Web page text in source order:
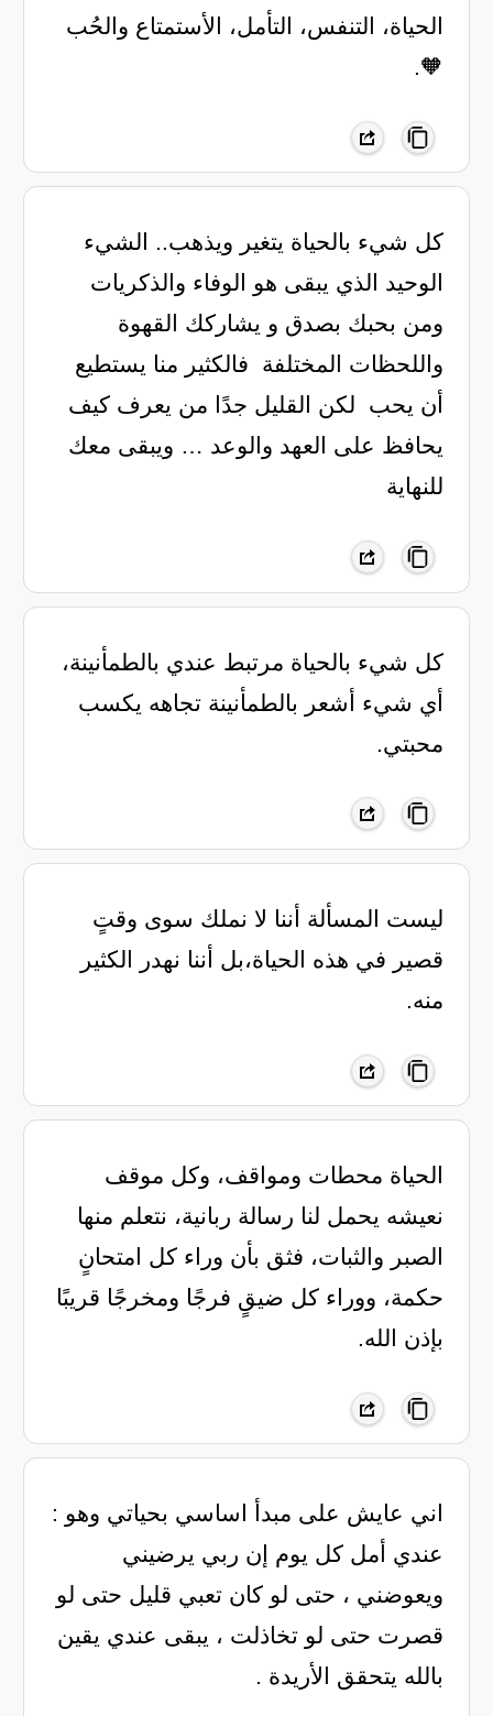
الحياة، التنفس، التأمل، الأستمتاع والحُب
🧡.
كل شيء بالحياة يتغير ويذهب.. الشيء
الوحيد الذي يبقى هو الوفاء والذكريات
ومن بحبك بصدق و يشاركك القهوة
واللحظات المختلفة فالكثير منا يستطيع
أن يحب لكن القليل جدًا من يعرف كيف
يحافظ على العهد والوعد … ويبقى معك
للنهاية
كل شيء بالحياة مرتبط عندي بالطمأنينة،
أي شيء أشعر بالطمأنينة تجاهه يكسب
محبتي.
‏ليست المسألة أننا لا نملك سوى وقتٍ
قصير في هذه الحياة،بل أننا نهدر الكثير
منه.
الحياة محطات ومواقف، وكل موقف
نعيشه يحمل لنا رسالة ربانية، نتعلم منها
الصبر والثبات، فثق بأن وراء كل امتحانٍ
حكمة، ووراء كل ضيقٍ فرجًا ومخرجًا قريبًا
بإذن الله.
اني عايش على مبدأ اساسي بحياتي وهو :
عندي أمل كل يوم إن ربي يرضيني
ويعوضني ، حتى لو كان تعبي قليل حتى لو
قصرت حتى لو تخاذلت ، يبقى عندي يقين
بالله يتحقق الأريدة .